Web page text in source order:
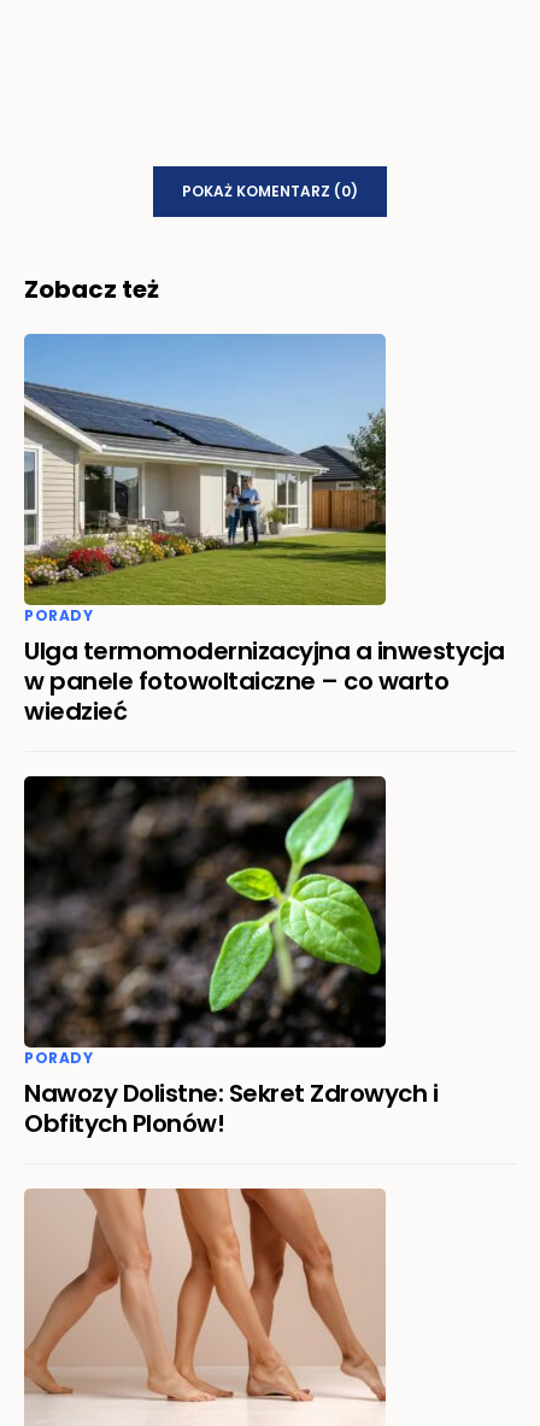
POKAŻ KOMENTARZ (0)
Zobacz też
PORADY
Ulga termomodernizacyjna a inwestycja
w panele fotowoltaiczne – co warto
wiedzieć
PORADY
Nawozy Dolistne: Sekret Zdrowych i
Obfitych Plonów!